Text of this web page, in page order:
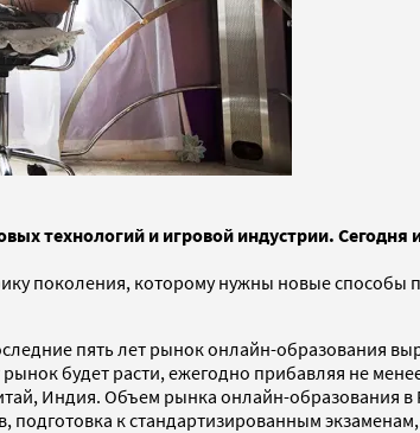
технологий и игровой индустрии.
поколения, которому нужны новые
пять лет рынок онлайн-образования
будет расти, ежегодно прибавляя не
Индия. Объем рынка онлайн-образования в
к стандартизированным